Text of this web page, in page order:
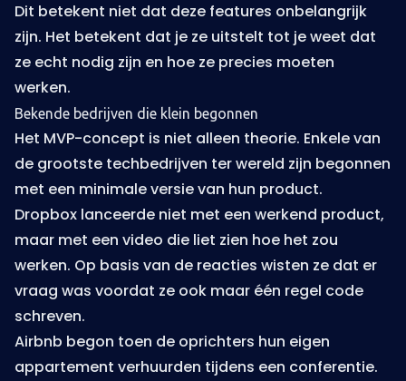
Dit betekent niet dat deze features onbelangrijk
zijn. Het betekent dat je ze uitstelt tot je weet dat
ze echt nodig zijn en hoe ze precies moeten
werken.
Bekende bedrijven die klein begonnen
Het MVP-concept is niet alleen theorie. Enkele van
de grootste techbedrijven ter wereld zijn begonnen
met een minimale versie van hun product.
Dropbox lanceerde niet met een werkend product,
maar met een video die liet zien hoe het zou
werken. Op basis van de reacties wisten ze dat er
vraag was voordat ze ook maar één regel code
schreven.
Airbnb begon toen de oprichters hun eigen
appartement verhuurden tijdens een conferentie.